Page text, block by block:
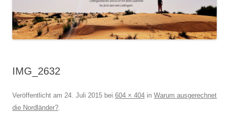
IMG_2632
Veröffentlicht am 24. Juli 2015 bei 604 × 404 in Warum ausgerechnet
die Nordländer?.